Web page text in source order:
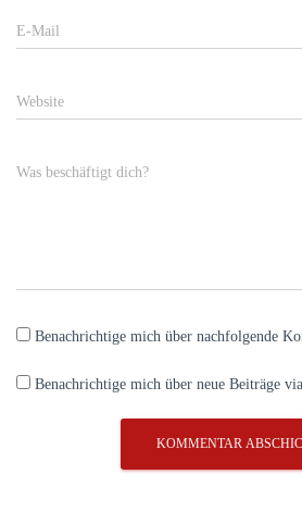
E-Mail
Website
Was beschäftigt dich?
Benachrichtige mich über nachfolgende
Benachrichtige mich über neue Beiträge